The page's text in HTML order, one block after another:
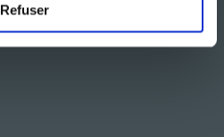
RefuserUtilisation des Cookies